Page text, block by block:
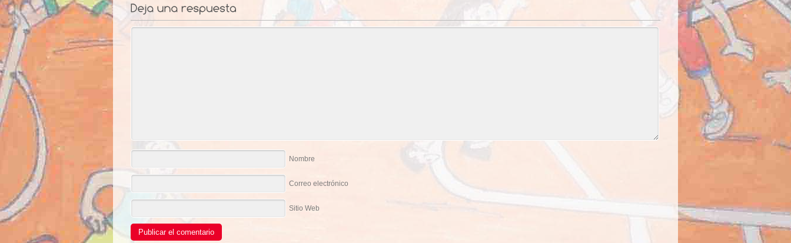
Nombre
Correo electrónico
Sitio Web